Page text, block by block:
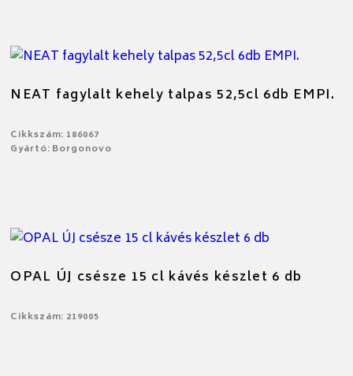
NEAT fagylalt kehely talpas 52,5cl 6db EMPI.
Cikkszám: 186067
Gyártó: Borgonovo
OPAL ÚJ csésze 15 cl kávés készlet 6 db
Cikkszám: 219005